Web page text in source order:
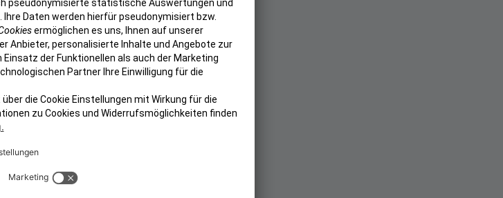
Zahnersatz & Zahnerhalt
2 Zahnreinigungen pro Jahr